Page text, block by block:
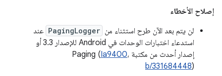
إصلاح الأخطاء
لن يتم بعد الآن طرح استثناء من PagingLogger عند
استدعاء اختبارات الوحدات في Android للإصدار 3.3 أو
إصدار أحدث من مكتبة Paging ( Ia9400،
b/331684448)